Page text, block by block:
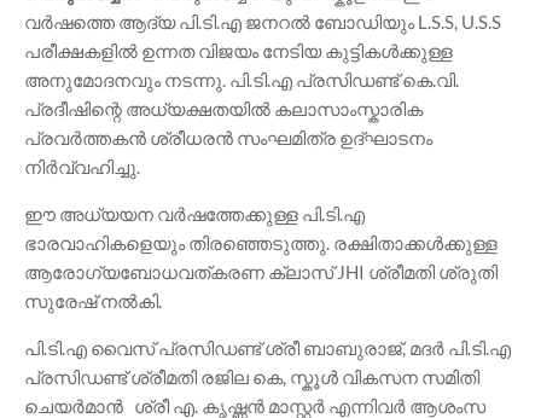
വർഷത്തെ ആദ്യ പി.ടി.എ ജനറൽ ബോഡിയും L.S.S, U.S.S
പരീക്ഷകളിൽ ഉന്നത വിജയം നേടിയ കുട്ടികൾക്കുള്ള
അനുമോദനവും നടന്നു. പി.ടി.എ പ്രസിഡണ്ട് കെ.വി.
പ്രദീഷിന്റെ അധ്യക്ഷതയിൽ കലാസാംസ്കാരിക
പ്രവർത്തകൻ ശ്രീധരൻ സംഘമിത്ര ഉദ്ഘാടനം
നിർവ്വഹിച്ചു.
​ഈ അധ്യയന വർഷത്തേക്കുള്ള പി.ടി.എ
ഭാരവാഹികളെയും തിരഞ്ഞെടുത്തു. രക്ഷിതാക്കൾക്കുള്ള
ആരോഗ്യബോധവത്കരണ ക്ലാസ് JHI ശ്രീമതി ശ്രുതി
സുരേഷ് നൽകി.
​പി.ടി.എ വൈസ് പ്രസിഡണ്ട് ശ്രീ ബാബുരാജ്, മദർ പി.ടി.എ
പ്രസിഡണ്ട് ശ്രീമതി രജില കെ, സ്കൂൾ വികസന സമിതി
ചെയർമാൻ ശ്രീ എ. കൃഷ്ണൻ മാസ്റ്റർ എന്നിവർ ആശംസ